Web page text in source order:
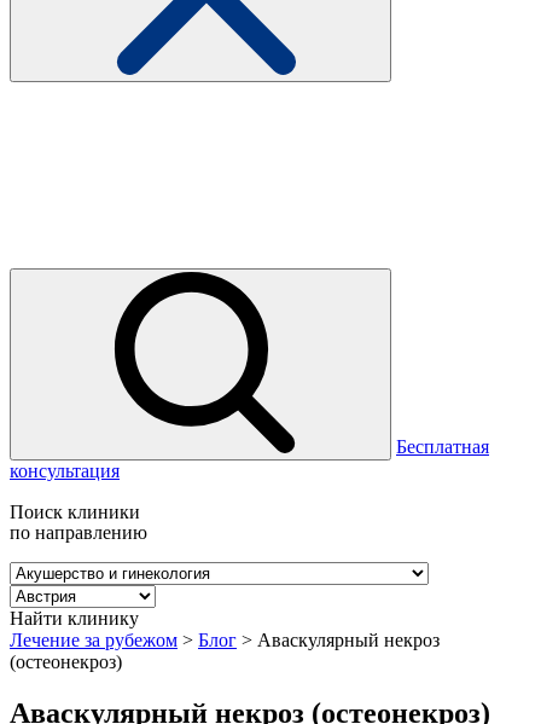
Бесплатная
консультация
Поиск клиники
по направлению
Найти клинику
Лечение за рубежом > Блог > Аваскулярный некроз
(остеонекроз)
Аваскулярный некроз (остеонекроз)